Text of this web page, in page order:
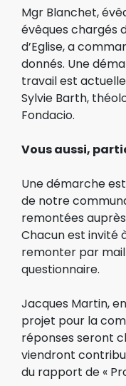
Mgr Blanchet,
évêques chargés
d’Eglise, a
donnés. Une
travail est
Sylvie Barth,
Fondacio.
Vous aussi,
Une démarche
de notre
remontées
Chacun est invité
remonter par mail
questionnaire.
Jacques Martin,
projet pour la
réponses seront
viendront
du rapport de «